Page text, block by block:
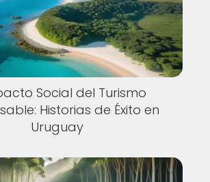
Social del Turismo
Historias de Éxito en
Uruguay